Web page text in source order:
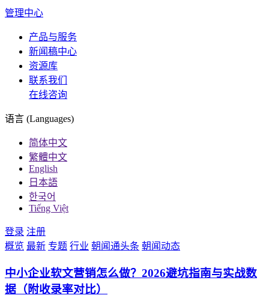
管理中心
产品与服务
新闻稿中心
资源库
联系我们
在线咨询
语言 (Languages)
简体中文
繁體中文
English
日本語
한국어
Tiếng Việt
登录 注册
概览 最新 专题 行业 朝闻通头条 朝闻动态
中小企业软文营销怎么做？2026避坑指南与实战数
据（附收录率对比）